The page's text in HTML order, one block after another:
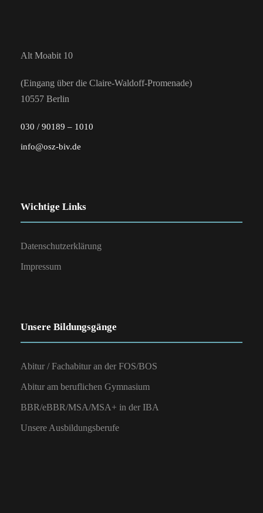
Alt Moabit 10
(Eingang über die Claire-Waldoff-Promenade)
10557 Berlin
030 / 90189 – 1010
info@osz-biv.de
Wichtige Links
Datenschutzerklärung
Impressum
Unsere Bildungsgänge
Abitur / Fachabitur an der FOS/BOS
Abitur am beruflichen Gymnasium
BBR/eBBR/MSA/MSA+ in der IBA
Unsere Ausbildungsberufe